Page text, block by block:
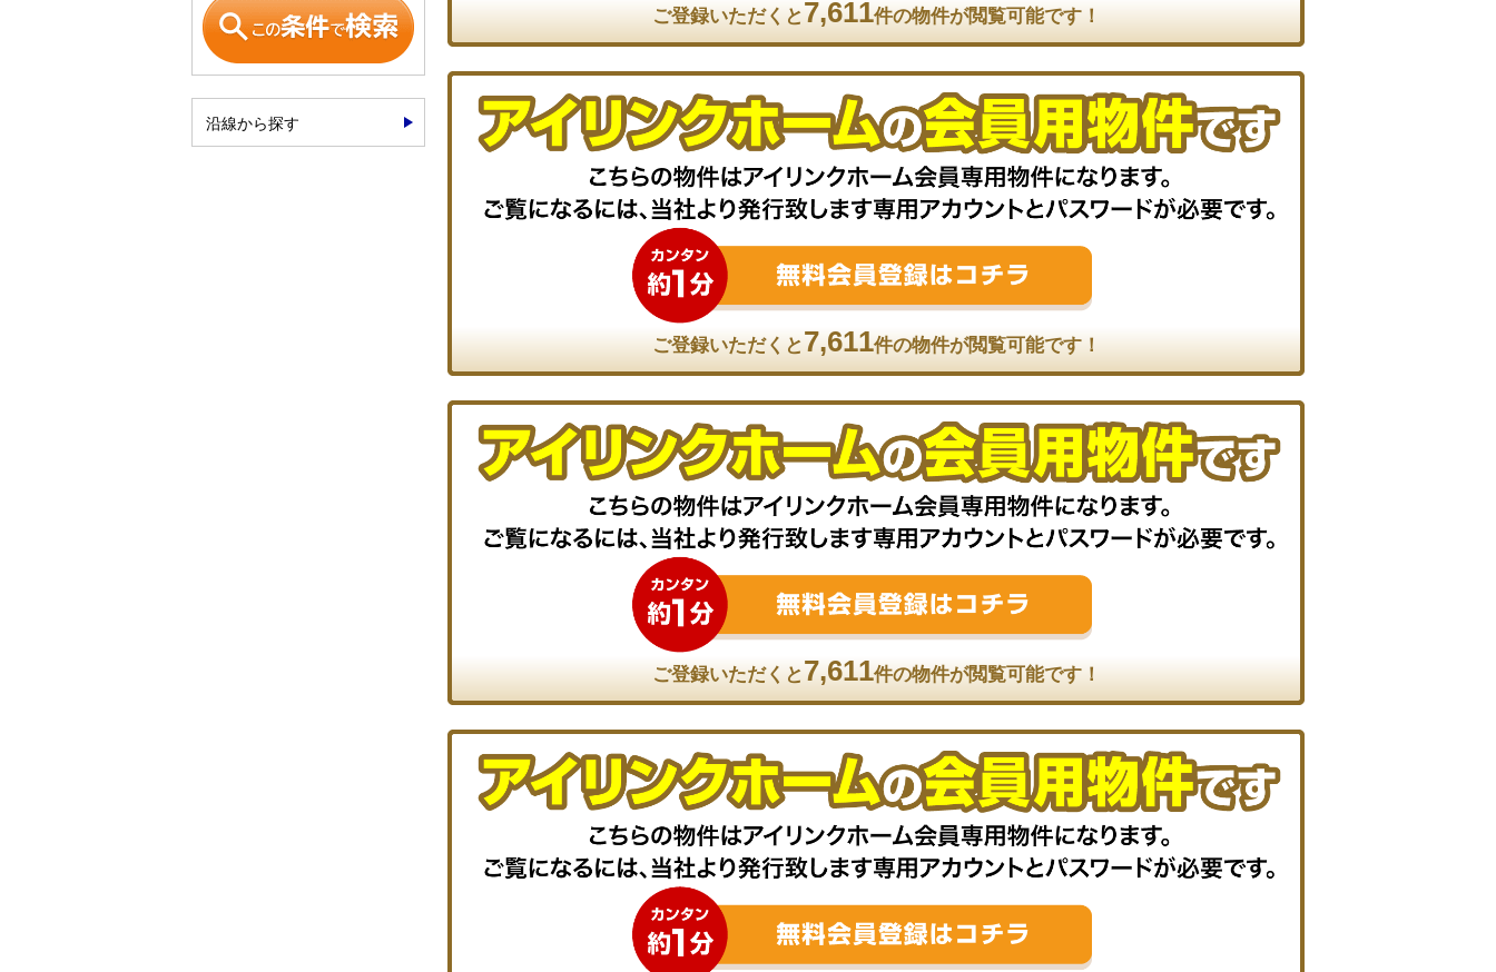
ご登録いただくと7,611件の物件が閲覧可能です！
ご登録いただくと7,611件の物件が閲覧可能です！
ご登録いただくと7,611件の物件が閲覧可能です！
沿線から探す